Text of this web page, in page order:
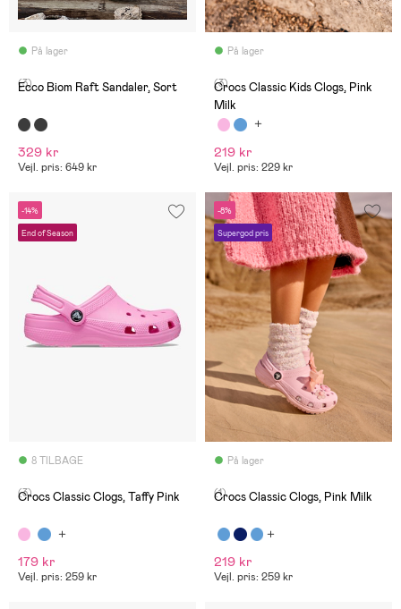
På lager
(3)
Ecco Biom Raft Sandaler, Sort
329 kr
Vejl. pris: 649 kr
På lager
(3)
Crocs Classic Kids Clogs, Pink
Milk
219 kr
Vejl. pris: 229 kr
-14%
End of Season
8 TILBAGE
(3)
Crocs Classic Clogs, Taffy Pink
179 kr
Vejl. pris: 259 kr
-8%
Supergod pris
På lager
(1)
Crocs Classic Clogs, Pink Milk
219 kr
Vejl. pris: 259 kr